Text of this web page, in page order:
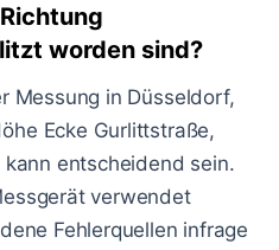
worden sind?
Messung in Düsseldorf,
Ecke Gurlittstraße,
entscheidend sein.
verwendet
Fehlerquellen infrage